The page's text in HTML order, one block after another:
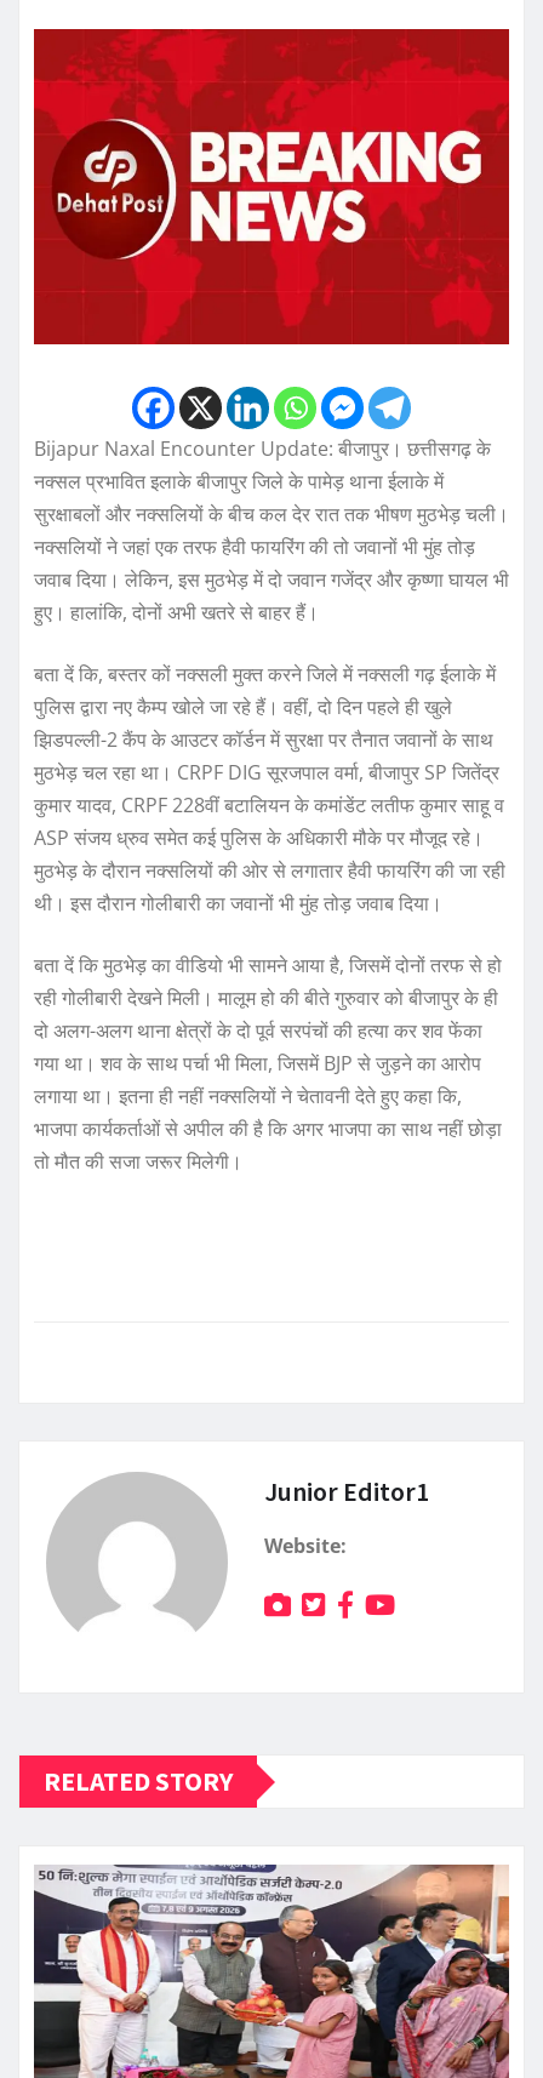
Bijapur Naxal Encounter Update: बीजापुर। छत्तीसगढ़ के
नक्सल प्रभावित इलाके बीजापुर जिले के पामेड़ थाना ईलाके में
सुरक्षाबलों और नक्सलियों के बीच कल देर रात तक भीषण मुठभेड़ चली।
नक्सलियों ने जहां एक तरफ हैवी फायरिंग की तो जवानों भी मुंह तोड़
जवाब दिया। लेकिन, इस मुठभेड़ में दो जवान गजेंद्र और कृष्णा घायल भी
हुए। हालांकि, दोनों अभी खतरे से बाहर हैं।
बता दें कि, बस्तर कों नक्सली मुक्त करने जिले में नक्सली गढ़ ईलाके में
पुलिस द्वारा नए कैम्प खोले जा रहे हैं। वहीं, दो दिन पहले ही खुले
झिडपल्ली-2 कैंप के आउटर कॉर्डन में सुरक्षा पर तैनात जवानों के साथ
मुठभेड़ चल रहा था। CRPF DIG सूरजपाल वर्मा, बीजापुर SP जितेंद्र
कुमार यादव, CRPF 228वीं बटालियन के कमांडेंट लतीफ कुमार साहू व
ASP संजय ध्रुव समेत कई पुलिस के अधिकारी मौके पर मौजूद रहे।
मुठभेड़ के दौरान नक्सलियों की ओर से लगातार हैवी फायरिंग की जा रही
थी। इस दौरान गोलीबारी का जवानों भी मुंह तोड़ जवाब दिया।
बता दें कि मुठभेड़ का वीडियो भी सामने आया है, जिसमें दोनों तरफ से हो
रही गोलीबारी देखने मिली। मालूम हो की बीते गुरुवार को बीजापुर के ही
दो अलग-अलग थाना क्षेत्रों के दो पूर्व सरपंचों की हत्या कर शव फेंका
गया था। शव के साथ पर्चा भी मिला, जिसमें BJP से जुड़ने का आरोप
लगाया था। इतना ही नहीं नक्सलियों ने चेतावनी देते हुए कहा कि,
भाजपा कार्यकर्ताओं से अपील की है कि अगर भाजपा का साथ नहीं छोड़ा
तो मौत की सजा जरूर मिलेगी।
Junior Editor1
Website:
RELATED STORY